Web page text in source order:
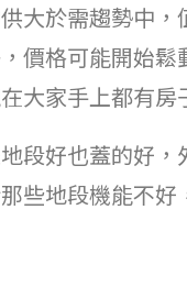
大於需趨勢中
價格可能開始
大家手上都有房
段好也蓋的好
些地段機能不